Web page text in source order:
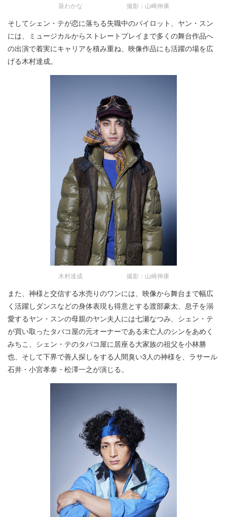
葵わかな 撮影：山崎伸康
そしてシェン・テが恋に落ちる失職中のパイロット、ヤン・スン
には、ミュージカルからストレートプレイまで多くの舞台作品へ
の出演で着実にキャリアを積み重ね、映像作品にも活躍の場を広
げる木村達成。
木村達成 撮影：山崎伸康
また、神様と交信する水売りのワンには、映像から舞台まで幅広
く活躍しダンスなどの身体表現も得意とする渡部豪太、息子を溺
愛するヤン・スンの母親のヤン夫人には七瀬なつみ、シェン・テ
が買い取ったタバコ屋の元オーナーである未亡人のシンをあめく
みちこ、シェン・テのタバコ屋に居座る大家族の祖父を小林勝
也、そして下界で善人探しをする人間臭い3人の神様を、ラサール
石井・小宮孝泰・松澤一之が演じる。